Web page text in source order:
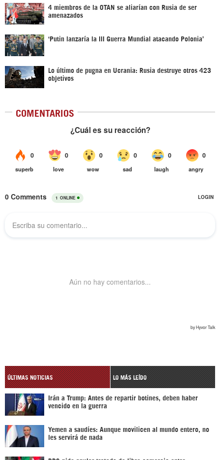
4 miembros de la OTAN se aliarían con Rusia de ser
amenazados
‘Putin lanzaría la III Guerra Mundial atacando Polonia’
Lo último de pugna en Ucrania: Rusia destruye otros 423
objetivos
COMENTARIOS
ÚLTIMAS NOTICIAS LO MÁS LEÍDO
Irán a Trump: Antes de repartir botines, deben haber
vencido en la guerra
Yemen a saudíes: Aunque movilicen al mundo entero, no
les servirá de nada